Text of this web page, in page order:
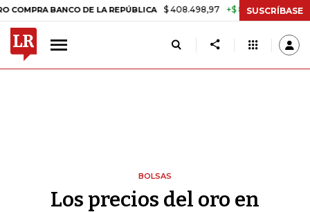
BANCO DE LA REPÚBLICA $ 408.498,97 +$ 8.753,81 +2,19%
SUSCRÍBASE
BOLSAS
Los precios del oro en